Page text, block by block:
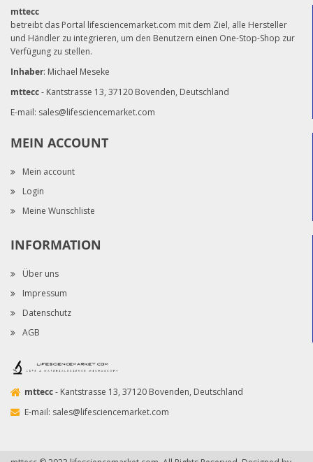
mttecc
betreibt das Portal lifesciencemarket.com mit dem Ziel, alle Hersteller
und Händler zu integrieren, um den Benutzern einen One-Stop-Shop zur
Verfügung zu stellen.
Inhaber: Michael Meseke
mttecc- Kantstrasse 13, 37120 Bovenden, Deutschland
E-mail: sales@lifesciencemarket.com
MEIN ACCOUNT
Mein account
Login
Meine Wunschliste
INFORMATION
Über uns
Impressum
Datenschutz
AGB
mttecc- Kantstrasse 13, 37120 Bovenden, Deutschland
E-mail: sales@lifesciencemarket.com